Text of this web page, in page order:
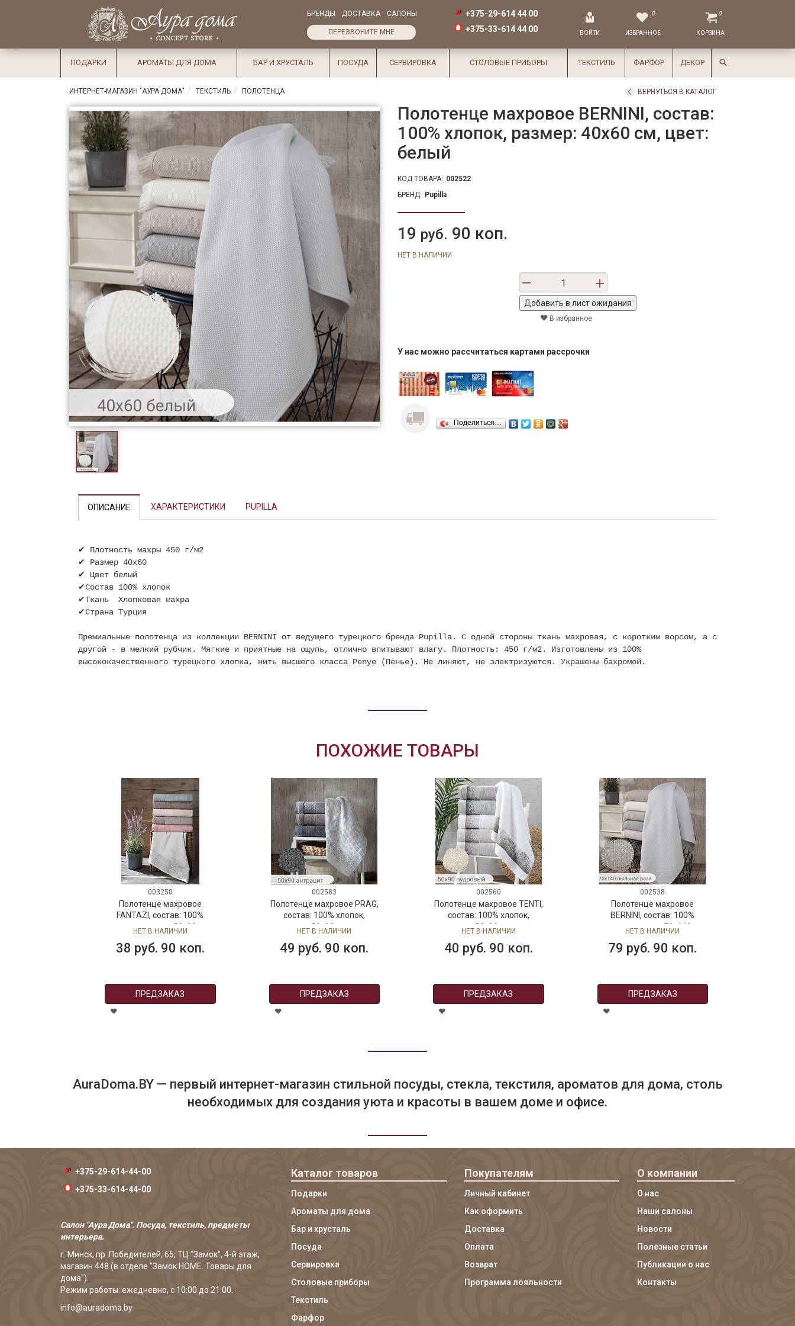
Избранное
×
СалоныДоставка
Оплата
Подарки
Ароматы
для дома
хрусталь
Сервировка
Столовые
приборы
БРЕНДЫ ДОСТАВКА САЛОНЫ
ПЕРЕЗВОНИТЕ МНЕ
+375-29-614 44 00
+375-33-614 44 00
ВОЙТИ
0
ИЗБРАННОЕ
0
КОРЗИНА
ПОДАРКИ АРОМАТЫ ДЛЯ ДОМА БАР И ХРУСТАЛЬ ПОСУДА СЕРВИРОВКА СТОЛОВЫЕ ПРИБОРЫ ТЕКСТИЛЬ ФАРФОР ДЕКОР
ИНТЕРНЕТ-МАГАЗИН "АУРА ДОМА" ТЕКСТИЛЬ ПОЛОТЕНЦА ВЕРНУТЬСЯ В КАТАЛОГ
Полотенце махровое BERNINI, состав:
100% хлопок, размер: 40х60 см, цвет:
белый
КОД ТОВАРА: 002522
БРЕНД: Pupilla
19 руб. 90 коп.
НЕТ В НАЛИЧИИ
В избранное
У нас можно рассчитаться картами рассрочки
Поделиться…
ОПИСАНИЕ ХАРАКТЕРИСТИКИ PUPILLA
✔ Плотность махры 450 г/м2
✔ Размер 40х60
✔ Цвет белый
✔Состав 100% хлопок
✔Ткань Хлопковая махра
✔Страна Турция
Премиальные полотенца из коллекции BERNINI от ведущего турецкого бренда Pupilla. С одной стороны ткань махровая, с коротким ворсом, а с
другой - в мелкий рубчик. Мягкие и приятные на ощупь, отлично впитывают влагу. Плотность: 450 г/м2. Изготовлены из 100%
высококачественного турецкого хлопка, нить высшего класса Penye (Пенье). Не линяют, не электризуются. Украшены бахромой.
ПОХОЖИЕ ТОВАРЫ
003250
Полотенце махровое
FANTAZI, состав: 100%
хлопок, размер: 50х90 см,
НЕТ В НАЛИЧИИ
38 руб. 90 коп.
ПРЕДЗАКАЗ
002583
Полотенце махровое PRAG,
состав: 100% хлопок,
размер: 50х90 см, цвет:
НЕТ В НАЛИЧИИ
49 руб. 90 коп.
ПРЕДЗАКАЗ
002560
Полотенце махровое TENTI,
состав: 100% хлопок,
размер: 50х90 см, цвет:
НЕТ В НАЛИЧИИ
40 руб. 90 коп.
ПРЕДЗАКАЗ
002538
Полотенце махровое
BERNINI, состав: 100%
хлопок, размер: 70х140 см,
НЕТ В НАЛИЧИИ
79 руб. 90 коп.
ПРЕДЗАКАЗ
AuraDoma.BY — первый интернет-магазин стильной посуды, стекла, текстиля, ароматов для дома, столь
необходимых для создания уюта и красоты в вашем доме и офисе.
+375-29-614-44-00
+375-33-614-44-00
Салон "Аура Дома". Посуда, текстиль, предметы
интерьера.
г. Минск, пр. Победителей, 65, ТЦ "Замок", 4-й этаж,
магазин 448 (в отделе "Замок HOME. Товары для
дома").
Режим работы: ежедневно, с 10:00 до 21:00.
info@auradoma.by
Каталог товаров
Подарки
Ароматы для дома
Бар и хрусталь
Посуда
Сервировка
Столовые приборы
Текстиль
Фарфор
Покупателям
Личный кабинет
Как оформить
Доставка
Оплата
Возврат
Программа лояльности
О компании
О нас
Наши салоны
Новости
Полезные статьи
Публикации о нас
Контакты